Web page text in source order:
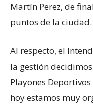
Martín Perez, de
puntos de la ciudad.
Al respecto, el
la gestión
Playones
hoy estamos muy